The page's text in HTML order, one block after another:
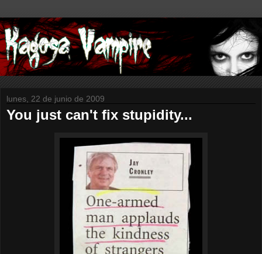
lunes, 22 de junio de 2009
You just can't fix stupidity...